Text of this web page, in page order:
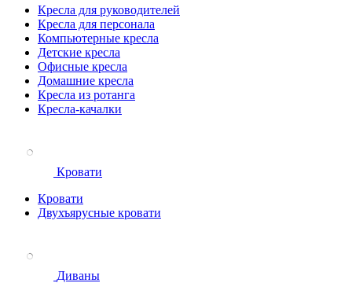
Кресла для руководителей
Кресла для персонала
Компьютерные кресла
Детские кресла
Офисные кресла
Домашние кресла
Кресла из ротанга
Кресла-качалки
Кровати
Кровати
Двухъярусные кровати
Диваны